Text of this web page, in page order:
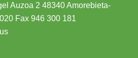
Auzoa 2 48340 Amorebieta-
Fax 946 300 181